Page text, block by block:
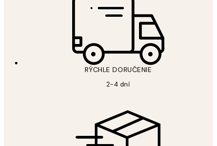
RÝCHLE DORUČENIE
2-4 dní